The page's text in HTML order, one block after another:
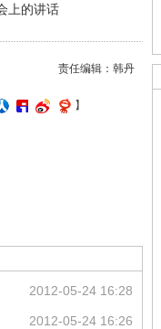
上的讲话
责任编辑：韩丹
】
2012-05-24 16:28
2012-05-24 16:26